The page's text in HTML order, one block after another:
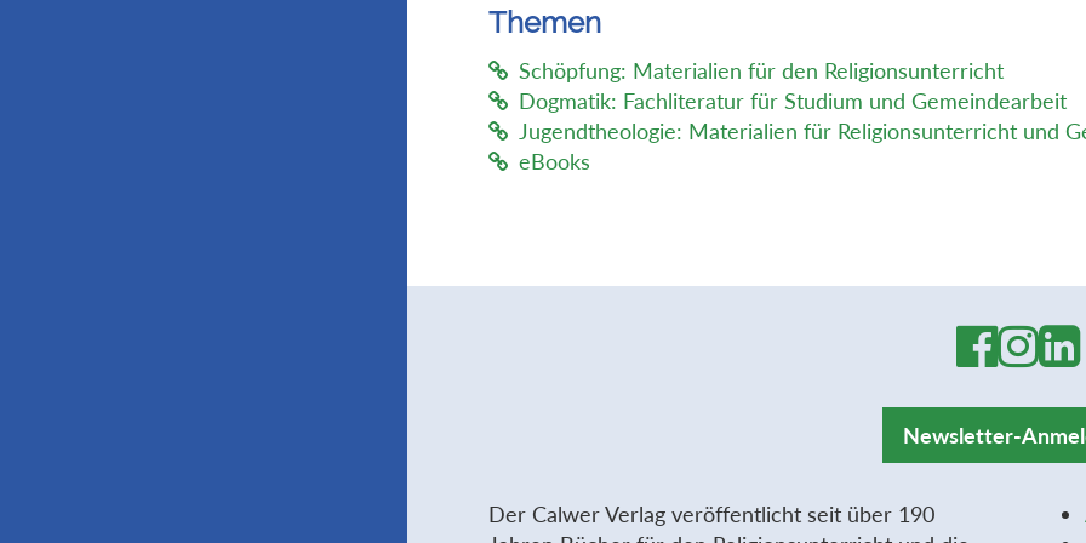
Themen
Schöpfung: Materialien für den Religionsunterricht
Dogmatik: Fachliteratur für Studium und Gemeindearbeit
Jugendtheologie: Materialien für Religionsunterricht und
eBooks
Newsletter-
Der Calwer Verlag veröffentlicht seit über 190